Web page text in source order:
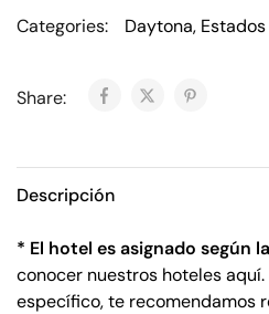
Categories: Daytona,
Share:
Descripción
* El hotel es asignado según
conocer nuestros hoteles aquí.
específico, te recomendamos